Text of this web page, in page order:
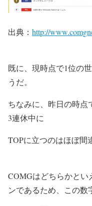
出典： http://
既に、現時点で1位の
うだ。
ちなみに、昨日の時点
3連休中に
TOPに立つのはほぼ間
COMGはどちらかとい
ンであるため、この数